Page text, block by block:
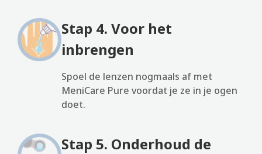
Stap 4. Voor het
inbrengen
Spoel de lenzen nogmaals af met
MeniCare Pure voordat je ze in je ogen
doet.
Stap 5. Onderhoud de